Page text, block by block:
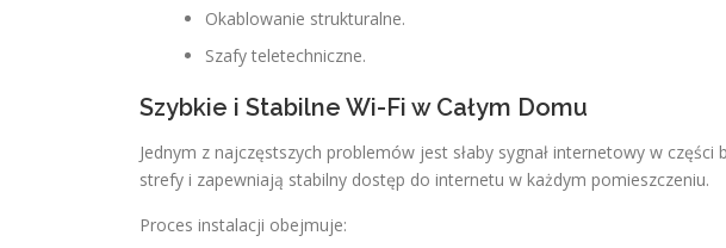
Okablowanie strukturalne.
Szafy teletechniczne.
Szybkie i Stabilne Wi-Fi w Całym Domu
Jednym z najczęstszych problemów jest słaby sygnał internetowy w
strefy i zapewniają stabilny dostęp do internetu w każdym pomieszczeniu.
Proces instalacji obejmuje: